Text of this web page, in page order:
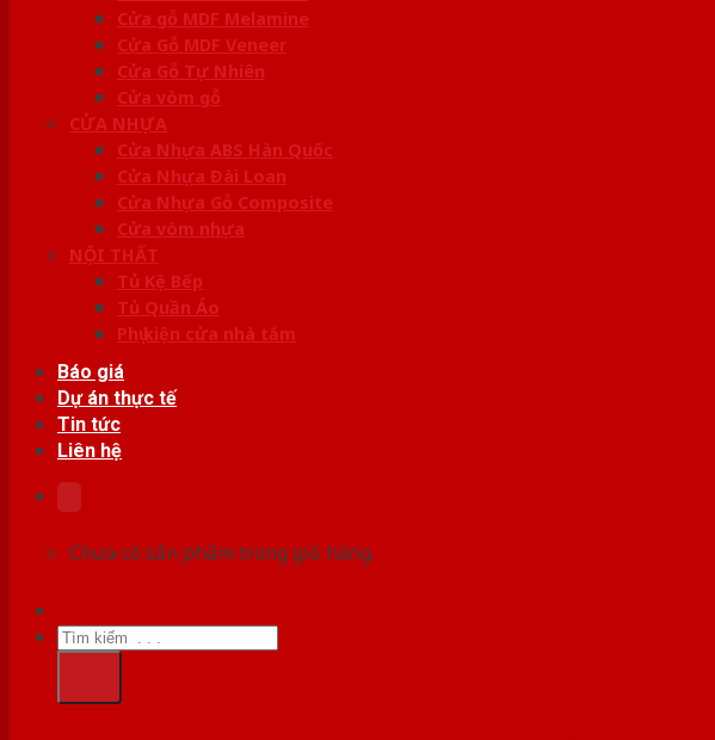
Cửa gỗ MDF Melamine
Cửa Gỗ MDF Veneer
Cửa Gỗ Tự Nhiên
Cửa vòm gỗ
CỬA NHỰA
Cửa Nhựa ABS Hàn Quốc
Cửa Nhựa Đài Loan
Cửa Nhựa Gỗ Composite
Cửa vòm nhựa
NỘI THẤT
Tủ Kệ Bếp
Tủ Quần Áo
Phụ kiện cửa nhà tắm
Báo giá
Dự án thực tế
Tin tức
Liên hệ
Chưa có sản phẩm trong giỏ hàng.
Tìm
kiếm: